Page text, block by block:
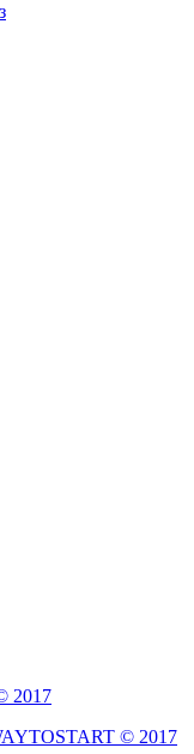
2017
© 2017